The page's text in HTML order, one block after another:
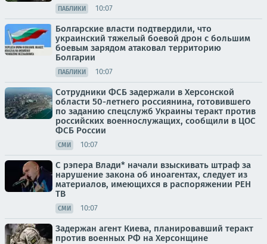
ПАБЛИКИ 10:07
Болгарские власти подтвердили, что
украинский тяжелый боевой дрон с большим
боевым зарядом атаковал территорию
Болгарии
ПАБЛИКИ 10:07
Сотрудники ФСБ задержали в Херсонской
области 50-летнего россиянина, готовившего
по заданию спецслужб Украины теракт против
российских военнослужащих, сообщили в ЦОС
ФСБ России
СМИ 10:07
С рэпера Влади* начали взыскивать штраф за
нарушение закона об иноагентах, следует из
материалов, имеющихся в распоряжении РЕН
ТВ
СМИ 10:07
Задержан агент Киева, планировавший теракт
против военных РФ на Херсонщине